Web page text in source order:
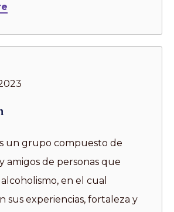
un grupo compuesto de
amigos de personas que
en el cual
sus experiencias, fortaleza y